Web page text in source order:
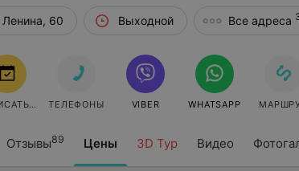
Отзывы89 Цены 3D Тур Видео
Ленина, 60 Выходной Все адреса
ТЕЛЕФОНЫ VIBER WHATSAPP